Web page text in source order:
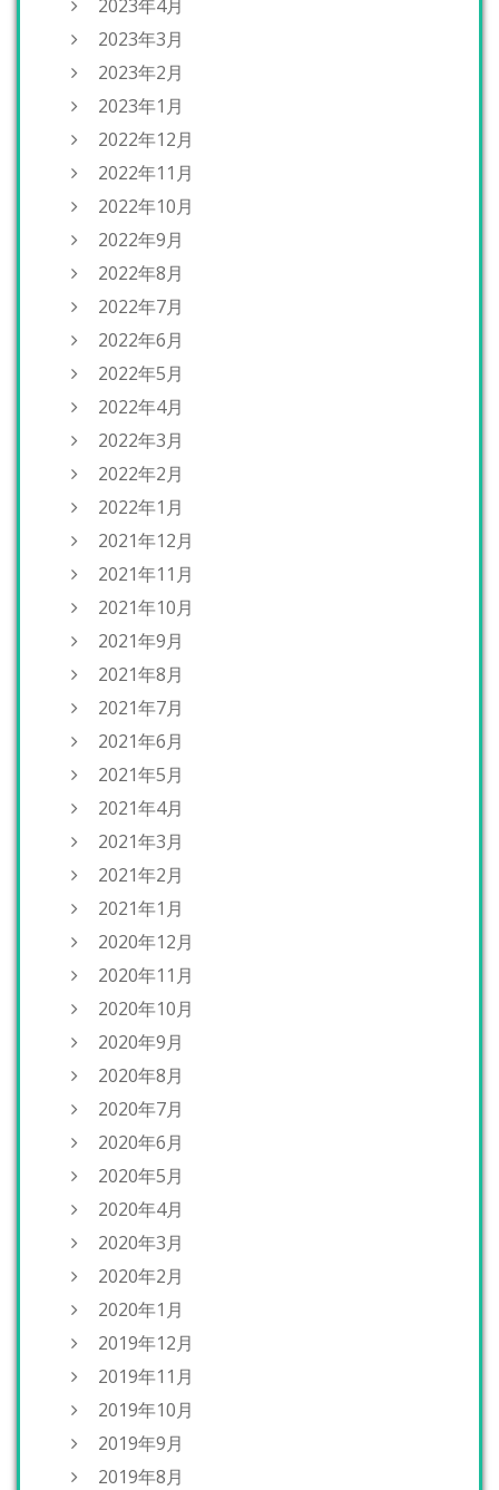
2023年4月
2023年3月
2023年2月
2023年1月
2022年12月
2022年11月
2022年10月
2022年9月
2022年8月
2022年7月
2022年6月
2022年5月
2022年4月
2022年3月
2022年2月
2022年1月
2021年12月
2021年11月
2021年10月
2021年9月
2021年8月
2021年7月
2021年6月
2021年5月
2021年4月
2021年3月
2021年2月
2021年1月
2020年12月
2020年11月
2020年10月
2020年9月
2020年8月
2020年7月
2020年6月
2020年5月
2020年4月
2020年3月
2020年2月
2020年1月
2019年12月
2019年11月
2019年10月
2019年9月
2019年8月